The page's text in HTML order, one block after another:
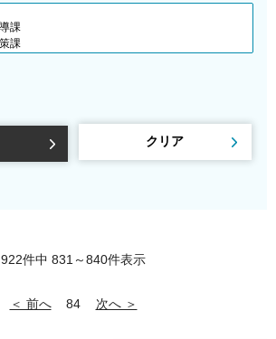
922件中 831～840件表示
＜ 前へ 84 次へ ＞